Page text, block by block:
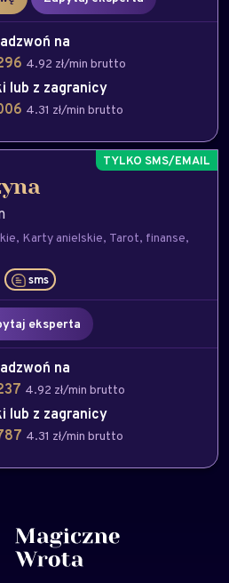
na
4.92 zł/min brutto
lub z zagranicy
4.31 zł/min brutto
Karty anielskie Tarot finanse
sms
eksperta
na
4.92 zł/min brutto
lub z zagranicy
4.31 zł/min brutto